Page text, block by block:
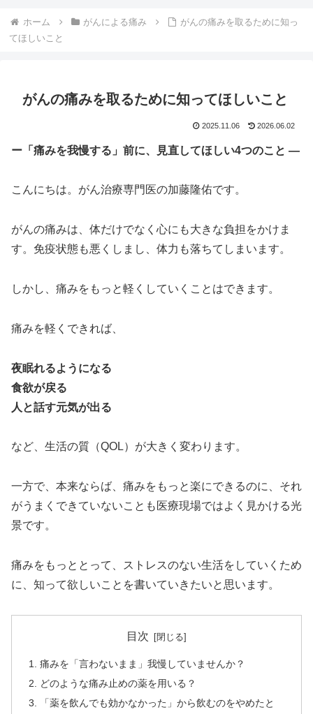
ホーム がんによる痛み
がんの痛みを取るために知っ
てほしいこと
がんの痛みを取るために知ってほしいこと
2025.11.06 2026.06.02
ー「痛みを我慢する」前に、見直してほしい4つのこと ―
こんにちは。がん治療専門医の加藤隆佑です。
がんの痛みは、体だけでなく心にも大きな負担をかけま
す。免疫状態も悪くしまし、体力も落ちてしまいます。
しかし、痛みをもっと軽くしていくことはできます。
痛みを軽くできれば、
夜眠れるようになる
食欲が戻る
人と話す元気が出る
など、生活の質（QOL）が大きく変わります。
一方で、本来ならば、痛みをもっと楽にできるのに、それ
がうまくできていないことも医療現場ではよく見かける光
景です。
痛みをもっととって、ストレスのない生活をしていくため
に、知って欲しいことを書いていきたいと思います。
目次
痛みを「言わないまま」我慢していませんか？
どのような痛み止めの薬を用いる？
「薬を飲んでも効かなかった」から飲むのをやめたと